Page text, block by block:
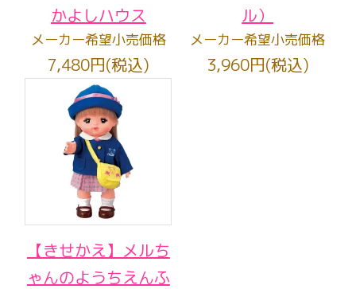
かよしハウス
メーカー希望小売価格
7,480円(税込)
ル）
メーカー希望小売価格
3,960円(税込)
【きせかえ】メルち
ゃんのようちえんふ